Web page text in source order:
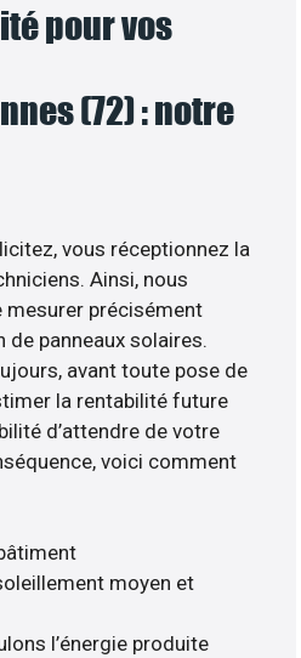
pour vos
(72) : notre
vous réceptionnez la
Ainsi, nous
mesurer précisément
de panneaux solaires.
avant toute pose de
la rentabilité future
d’attendre de votre
voici comment
moyen et
l’énergie produite